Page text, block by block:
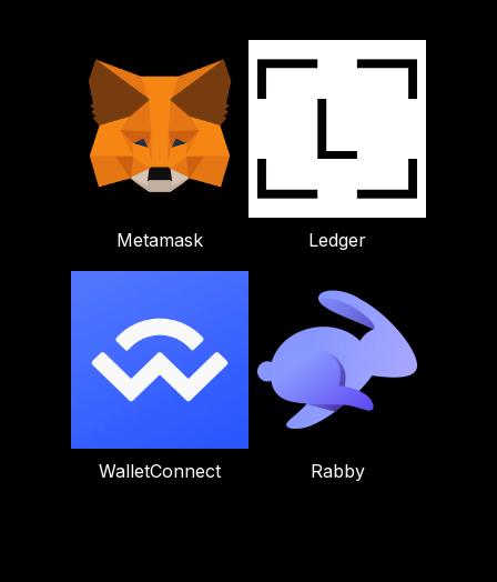
Metamask Ledger
WalletConnect Rabby